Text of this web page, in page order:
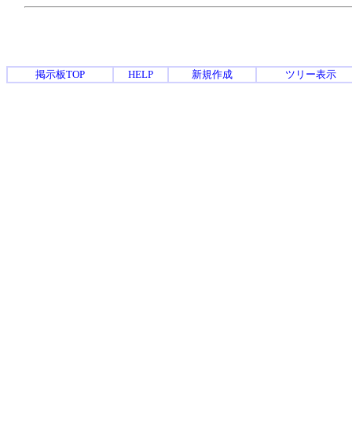
掲示板TOP HELP 新規作成 ツリー表示